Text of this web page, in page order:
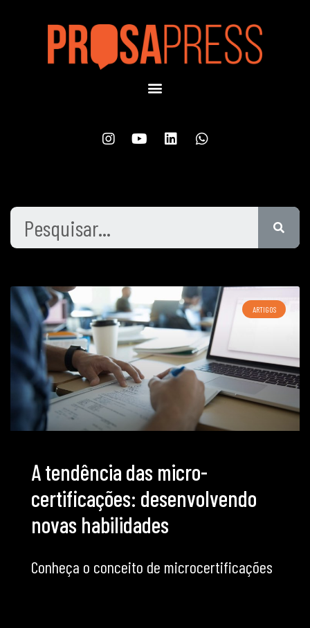
ARTIGOS
A tendência das micro-
certificações: desenvolvendo
novas habilidades
Conheça o conceito de microcertificações